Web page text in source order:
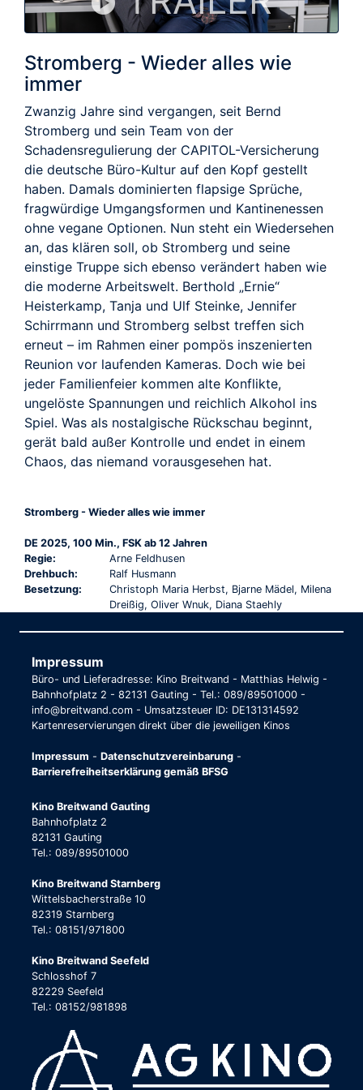
Stromberg - Wieder alles wie
immer
Zwanzig Jahre sind vergangen, seit Bernd
Stromberg und sein Team von der
Schadensregulierung der CAPITOL-Versicherung
die deutsche Büro-Kultur auf den Kopf gestellt
haben. Damals dominierten flapsige Sprüche,
fragwürdige Umgangsformen und Kantinenessen
ohne vegane Optionen. Nun steht ein Wiedersehen
an, das klären soll, ob Stromberg und seine
einstige Truppe sich ebenso verändert haben wie
die moderne Arbeitswelt. Berthold „Ernie“
Heisterkamp, Tanja und Ulf Steinke, Jennifer
Schirrmann und Stromberg selbst treffen sich
erneut – im Rahmen einer pompös inszenierten
Reunion vor laufenden Kameras. Doch wie bei
jeder Familienfeier kommen alte Konflikte,
ungelöste Spannungen und reichlich Alkohol ins
Spiel. Was als nostalgische Rückschau beginnt,
gerät bald außer Kontrolle und endet in einem
Chaos, das niemand vorausgesehen hat.
Stromberg - Wieder alles wie immer
DE 2025, 100 Min., FSK ab 12 Jahren
Regie:
Arne Feldhusen
Drehbuch:
Ralf Husmann
Besetzung:
Christoph Maria Herbst, Bjarne Mädel, Milena
Dreißig, Oliver Wnuk, Diana Staehly
Impressum
Büro- und Lieferadresse: Kino Breitwand - Matthias Helwig -
Bahnhofplatz 2 - 82131 Gauting - Tel.: 089/89501000 -
info@breitwand.com - Umsatzsteuer ID: DE131314592
Kartenreservierungen direkt über die jeweiligen Kinos
Impressum - Datenschutzvereinbarung -
Barrierefreiheitserklärung gemäß BFSG
Kino Breitwand Gauting
Bahnhofplatz 2
82131 Gauting
Tel.: 089/89501000
Kino Breitwand Starnberg
Wittelsbacherstraße 10
82319 Starnberg
Tel.: 08151/971800
Kino Breitwand Seefeld
Schlosshof 7
82229 Seefeld
Tel.: 08152/981898